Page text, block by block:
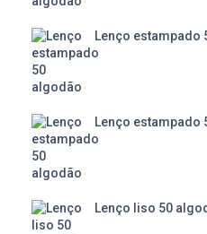
Lenço estampado
Lenço estampado
Lenço liso 50